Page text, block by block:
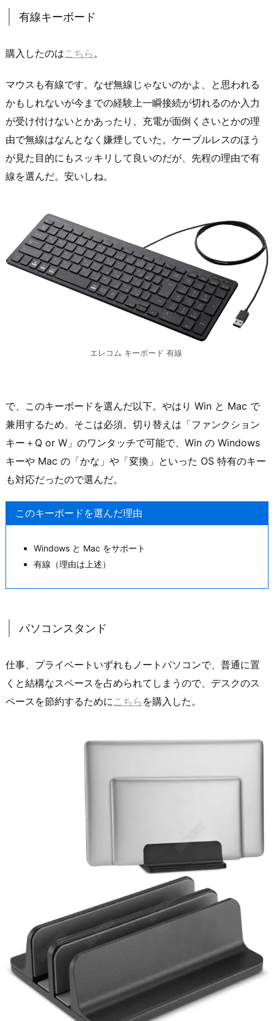
有線キーボード
購入したのはこちら 。
マウスも有線です。なぜ無線じゃないのかよ、と思われる
かもしれないが今までの経験上一瞬接続が切れるのか入力
が受け付けないとかあったり、充電が面倒くさいとかの理
由で無線はなんとなく嫌煙していた。ケーブルレスのほう
が見た目的にもスッキリして良いのだが、先程の理由で有
線を選んだ。安いしね。
エレコム キーボード 有線
で、このキーボードを選んだ以下。やはり Win と Mac で
兼用するため、そこは必須。切り替えは「ファンクション
キー＋Q or W」のワンタッチで可能で、Win の Windows
キーや Mac の「かな」や「変換」といった OS 特有のキー
も対応だったので選んだ。
このキーボードを選んだ理由
Windows と Mac をサポート
有線（理由は上述）
パソコンスタンド
仕事、プライベートいずれもノートパソコンで、普通に置
くと結構なスペースを占められてしまうので、デスクのス
ペースを節約するために こちら を購入した。